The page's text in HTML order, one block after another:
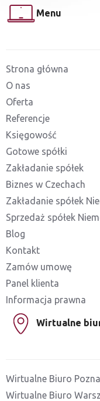
Menu
Strona główna
O nas
Oferta
Referencje
Księgowość
Gotowe spółki
Zakładanie spółek
Biznes w Czechach
Zakładanie spółek
Sprzedaż spółek
Blog
Kontakt
Zamów umowę
Panel klienta
Informacja prawna
Wirtualne
Wirtualne Biuro
Wirtualne Biuro